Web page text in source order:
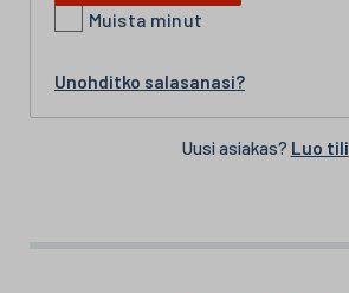
Muista minut
Unohditko salasanasi?
Uusi asiakas? Luo tili